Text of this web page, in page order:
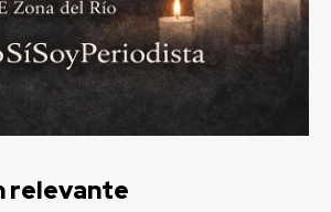
relevante